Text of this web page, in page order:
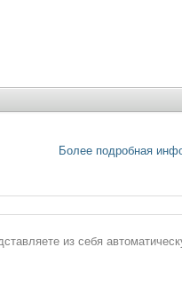
Более подробная
из себя